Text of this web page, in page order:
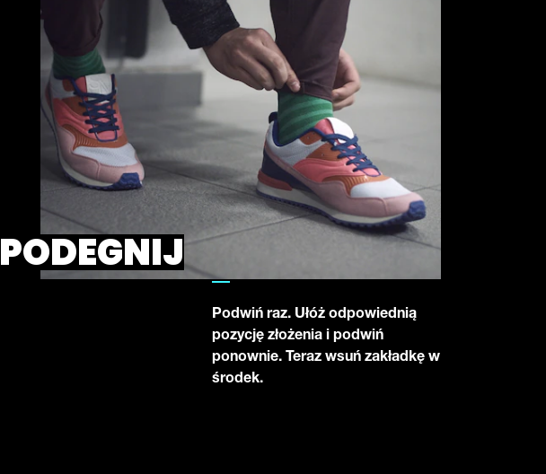
PODEGNIJ
Podwiń raz. Ułóż odpowiednią
pozycję złożenia i podwiń
ponownie. Teraz wsuń zakładkę w
środek.